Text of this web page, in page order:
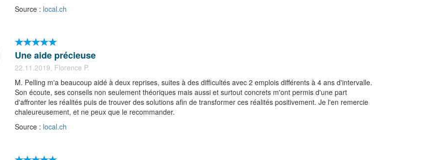
Source : local.ch
Une aide précieuse
22.11.2019, Florence P.
M. Pelling m'a beaucoup aidé à deux reprises, suites à des difficultés avec 2 emplois différents à 4 ans d'intervalle.
Son écoute, ses conseils non seulement théoriques mais aussi et surtout concrets m'ont permis d'une part
d'affronter les réalités puis de trouver des solutions afin de transformer ces réalités positivement. Je l'en remercie
chaleureusement, et ne peux que le recommander.
Source : local.ch